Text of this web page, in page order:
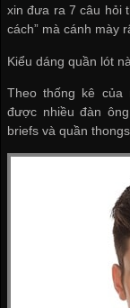
xin đưa ra 7 câu hỏi
cách” mà cánh mày
Kiểu dáng quần lót
Theo thống kê của
được nhiều đàn
briefs và quần